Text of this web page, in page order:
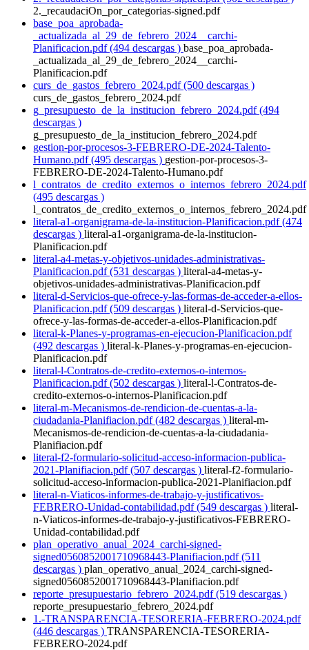
2._recaudaciOn_por_categorias-signed.pdf
base_poa_aprobada-
_actualizada_al_29_de_febrero_2024__carchi-
Planificacion.pdf (494 descargas ) base_poa_aprobada-
_actualizada_al_29_de_febrero_2024__carchi-
Planificacion.pdf
curs_de_gastos_febrero_2024.pdf (500 descargas )
curs_de_gastos_febrero_2024.pdf
g_presupuesto_de_la_institucion_febrero_2024.pdf (494
descargas )
g_presupuesto_de_la_institucion_febrero_2024.pdf
gestion-por-procesos-3-FEBRERO-DE-2024-Talento-
Humano.pdf (495 descargas ) gestion-por-procesos-3-
FEBRERO-DE-2024-Talento-Humano.pdf
l_contratos_de_credito_externos_o_internos_febrero_2024.pdf
(495 descargas )
l_contratos_de_credito_externos_o_internos_febrero_2024.pdf
literal-a1-organigrama-de-la-institucion-Planificacion.pdf (474
descargas ) literal-a1-organigrama-de-la-institucion-
Planificacion.pdf
literal-a4-metas-y-objetivos-unidades-administrativas-
Planificacion.pdf (531 descargas ) literal-a4-metas-y-
objetivos-unidades-administrativas-Planificacion.pdf
literal-d-Servicios-que-ofrece-y-las-formas-de-acceder-a-ellos-
Planificacion.pdf (509 descargas ) literal-d-Servicios-que-
ofrece-y-las-formas-de-acceder-a-ellos-Planificacion.pdf
literal-k-Planes-y-programas-en-ejecucion-Planificacion.pdf
(492 descargas ) literal-k-Planes-y-programas-en-ejecucion-
Planificacion.pdf
literal-l-Contratos-de-credito-externos-o-internos-
Planificacion.pdf (502 descargas ) literal-l-Contratos-de-
credito-externos-o-internos-Planificacion.pdf
literal-m-Mecanismos-de-rendicion-de-cuentas-a-la-
ciudadania-Planifiacion.pdf (482 descargas ) literal-m-
Mecanismos-de-rendicion-de-cuentas-a-la-ciudadania-
Planifiacion.pdf
literal-f2-formulario-solicitud-acceso-informacion-publica-
2021-Planifiacion.pdf (507 descargas ) literal-f2-formulario-
solicitud-acceso-informacion-publica-2021-Planifiacion.pdf
literal-n-Viaticos-informes-de-trabajo-y-justificativos-
FEBRERO-Unidad-contabilidad.pdf (549 descargas ) literal-
n-Viaticos-informes-de-trabajo-y-justificativos-FEBRERO-
Unidad-contabilidad.pdf
plan_operativo_anual_2024_carchi-signed-
signed0560852001710968443-Planifiacion.pdf (511
descargas ) plan_operativo_anual_2024_carchi-signed-
signed0560852001710968443-Planifiacion.pdf
reporte_presupuestario_febrero_2024.pdf (519 descargas )
reporte_presupuestario_febrero_2024.pdf
1.-TRANSPARENCIA-TESORERIA-FEBRERO-2024.pdf
(446 descargas ) TRANSPARENCIA-TESORERIA-
FEBRERO-2024.pdf